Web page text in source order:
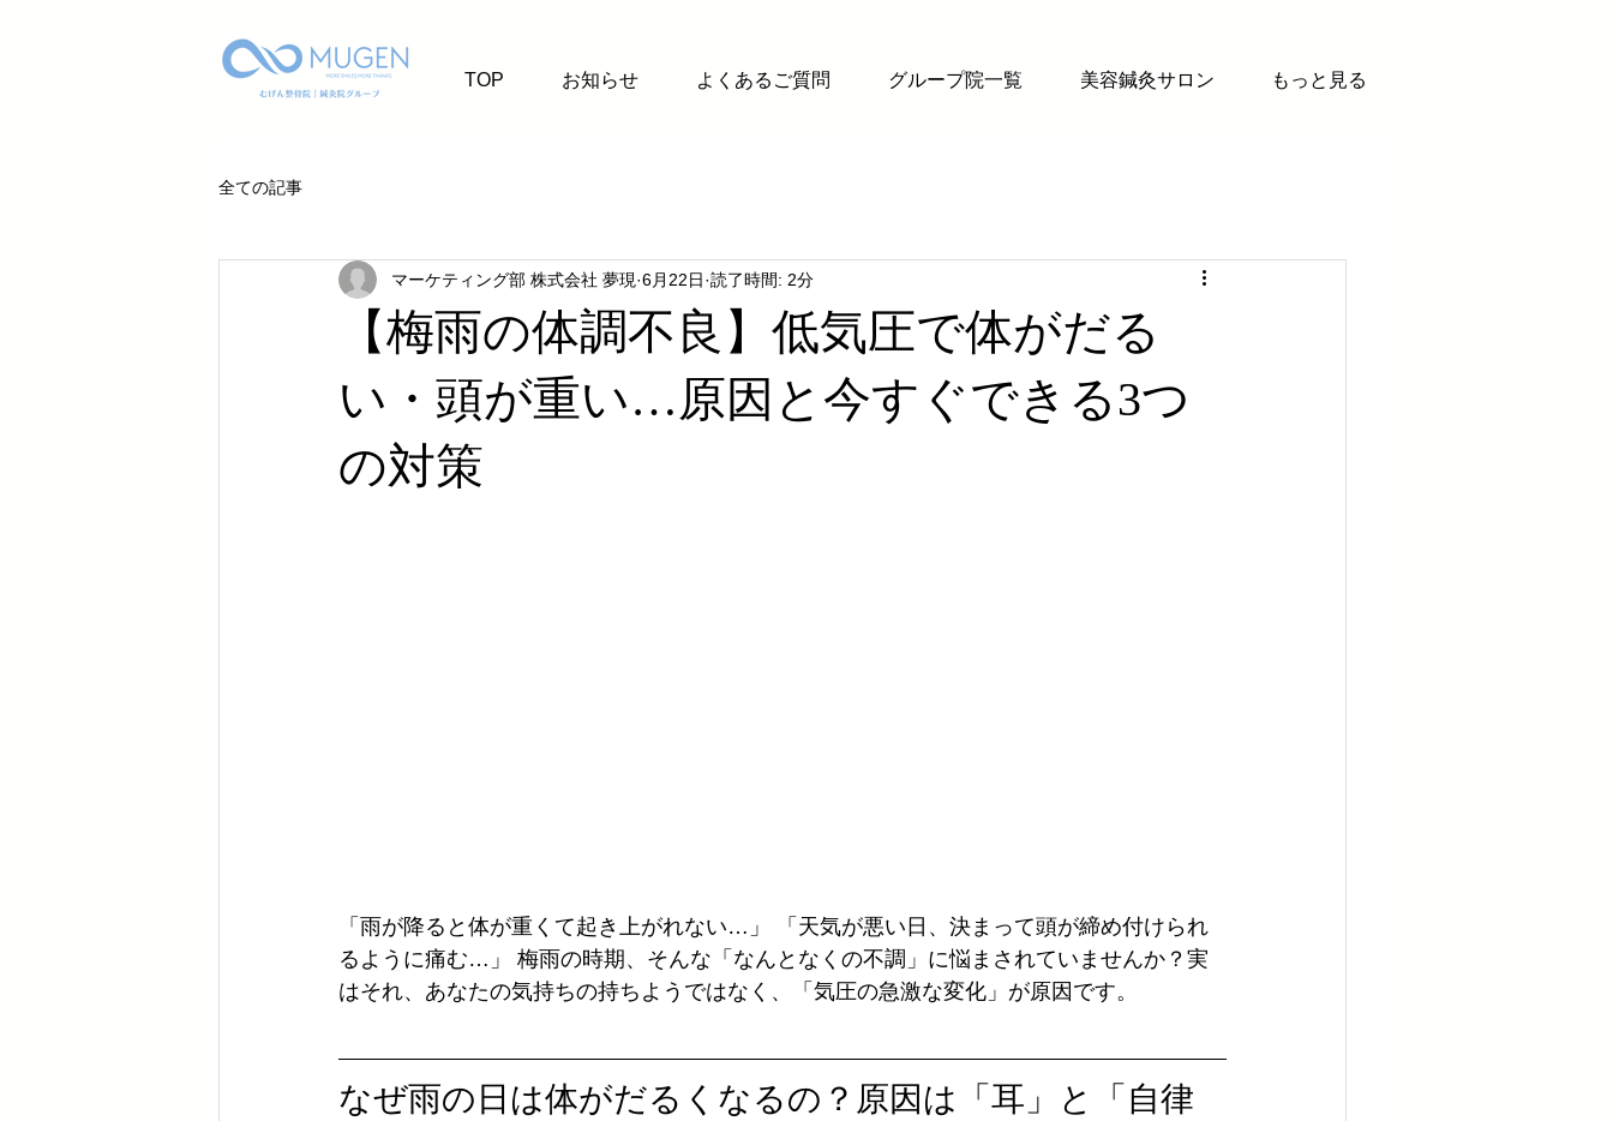
TOP お知らせ よくあるご質問 グループ院一覧 美容鍼灸サロン もっと見る
全ての記事
【梅雨の体調不良】低気圧で体がだる
い・頭が重い…原因と今すぐできる3つ
の対策
マーケティング部 株式会社 夢現 6月22日 読了時間: 2分
「雨が降ると体が重くて起き上がれない…」 「天気が悪い日、決まって頭が締め付けられ
るように痛む…」 梅雨の時期、そんな「なんとなくの不調」に悩まされていませんか？実
はそれ、あなたの気持ちの持ちようではなく、「気圧の急激な変化」が原因です。
なぜ雨の日は体がだるくなるの？原因は「耳」と「自律